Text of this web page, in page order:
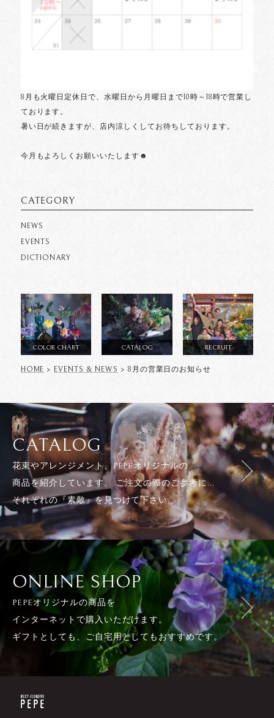
8月も火曜日定休日で、水曜日から月曜日まで10時～18時で営業し
ております。
暑い日が続きますが、店内涼しくしてお待ちしております。
今月もよろしくお願いいたします☻
CATEGORY
NEWS
EVENTS
DICTIONARY
COLOR CHART CATALOG RECRUIT
HOME >EVENTS & NEWS > 8月の営業日のお知らせ
CATALOG
花束やアレンジメント、PEPEオリジナルの
商品を紹介しています。 ご注文の際のご参考に...
それぞれの『素敵』を見つけて下さい。
ONLINE SHOP
PEPEオリジナルの商品を
インターネットで購入いただけます。
ギフトとしても、ご自宅用としてもおすすめです。